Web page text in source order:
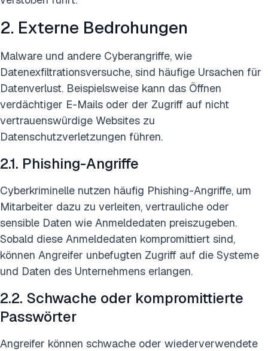
2. Externe Bedrohungen
Malware und andere Cyberangriffe, wie
Datenexfiltrationsversuche, sind häufige Ursachen für
Datenverlust. Beispielsweise kann das Öffnen
verdächtiger E-Mails oder der Zugriff auf nicht
vertrauenswürdige Websites zu
Datenschutzverletzungen führen.
2.1. Phishing-Angriffe
Cyberkriminelle nutzen häufig Phishing-Angriffe, um
Mitarbeiter dazu zu verleiten, vertrauliche oder
sensible Daten wie Anmeldedaten preiszugeben.
Sobald diese Anmeldedaten kompromittiert sind,
können Angreifer unbefugten Zugriff auf die Systeme
und Daten des Unternehmens erlangen.
2.2. Schwache oder kompromittierte
Passwörter
Angreifer können schwache oder wiederverwendete